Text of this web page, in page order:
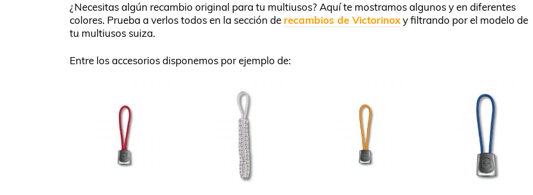
¿Necesitas algún recambio original para tu multiusos? Aquí te mostramos algunos y en diferentes
colores. Prueba a verlos todos en la sección de recambios de Victorinoxy filtrando por el modelo de
tu multiusos suiza.
Entre los accesorios disponemos por ejemplo de: